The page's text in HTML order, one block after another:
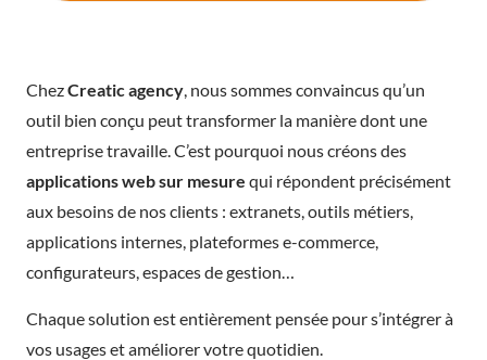
ChezCreatic agency, nous sommes convaincus qu’un
outil bien conçu peut transformer la manière dont une
entreprise travaille. C’est pourquoi nous créons des
applications web sur mesure qui répondent précisément
aux besoins de nos clients : extranets, outils métiers,
applications internes, plateformes e-commerce,
configurateurs, espaces de gestion…
Chaque solution est entièrement pensée pour s’intégrer à
vos usages et améliorer votre quotidien.